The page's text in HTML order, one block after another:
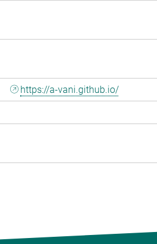
https://a-vani.github.io/